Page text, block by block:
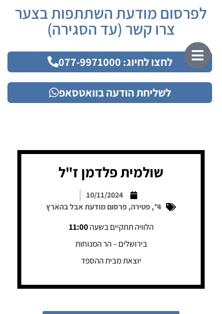
לפרסום מודעת השתתפות בצער
צרו קשר (עד הסגירה)
לחצו לחיוג: 077-9971000
לשליחת הודעה בוואטסאפ
שולמית פלדמן ז"ל
10/11/2024
4"
,פטירה,פרסום מודעת אבל בהארץ
הלוויה תתקיים בשעה11:00
בירושלים – הר המנוחות
יוצאת מבית ההספד